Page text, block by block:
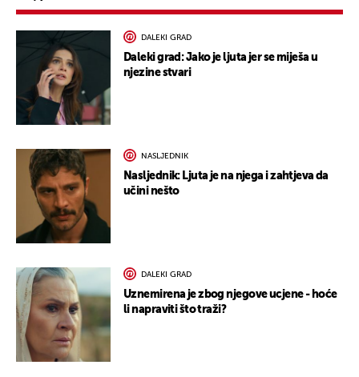
DALEKI GRAD
Daleki grad: Jako je ljuta jer se miješa u
njezine stvari
NASLJEDNIK
Nasljednik: Ljuta je na njega i zahtjeva da
učini nešto
DALEKI GRAD
Uznemirena je zbog njegove ucjene - hoće
li napraviti što traži?